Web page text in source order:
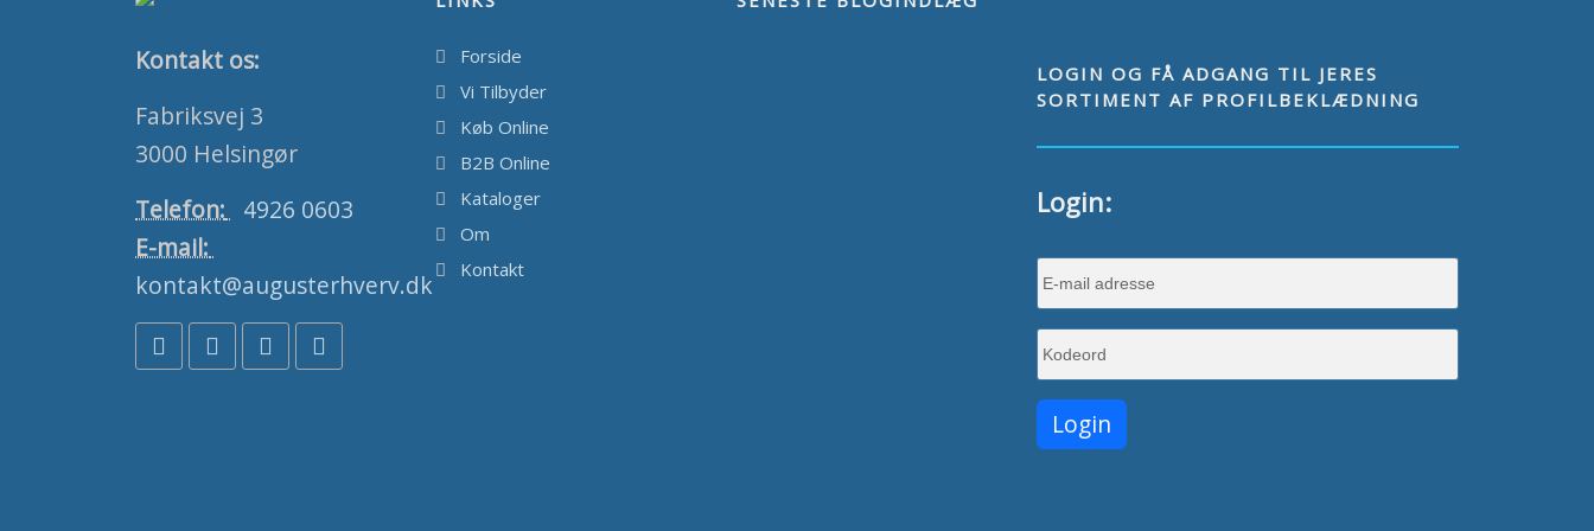
ANTAL
STØRRELSE
ANTAL
STØRRELSE
Kontakt os:
Fabriksvej 3
3000 Helsingør
Telefon:
4926 0603
E-mail:
kontakt@augusterhverv.dk
Forside
Vi Tilbyder
Køb Online
B2B Online
Kataloger
Om
Kontakt
LOGIN OG FÅ ADGANG TIL JERES
SORTIMENT AF PROFILBEKLÆDNING
Login: